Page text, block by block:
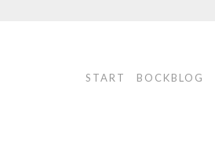
START BOCKBLOG